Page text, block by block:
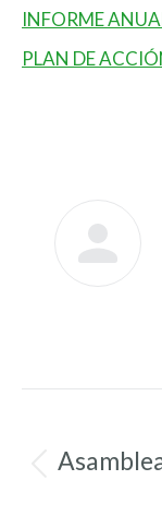
INFORME
PLAN DE
entre